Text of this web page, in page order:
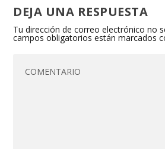
DEJA UNA RESPUESTA
Tu dirección de correo electrónico no
campos obligatorios están marcados